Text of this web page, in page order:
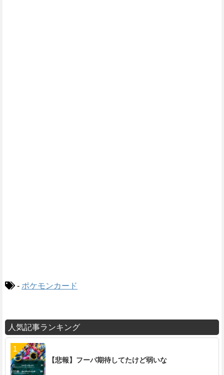
- ポケモンカード
人気記事ランキング
【悲報】フーパ期待してたけど弱いな